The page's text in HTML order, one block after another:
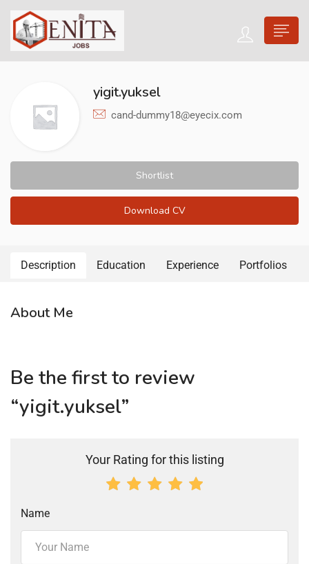
yigit.yuksel
cand-dummy18@eyecix.com
Shortlist
Download CV
Description Education Experience Portfolios
About Me
Be the first to review
“yigit.yuksel”
Your Rating for this listing
Name